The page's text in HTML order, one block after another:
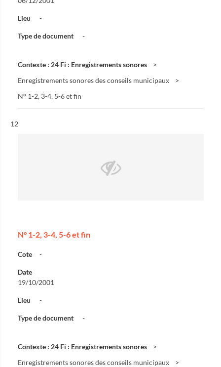
Lieu -
Type de document -
Contexte : 24 Fi : Enregistrements sonores
Enregistrements sonores des conseils municipaux
N° 1-2, 3-4, 5-6 et fin
Résultat n°
12
N° 1-2, 3-4, 5-6 et fin
Cote -
Date
19/10/2001
Lieu -
Type de document -
Contexte : 24 Fi : Enregistrements sonores
Enregistrements sonores des conseils municipaux